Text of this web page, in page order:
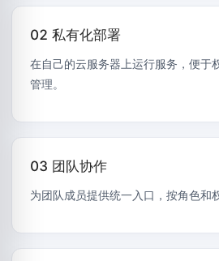
02 私有化部署
在自己的云服务器上运行服务，便于
管理。
03 团队协作
为团队成员提供统一入口，按角色和